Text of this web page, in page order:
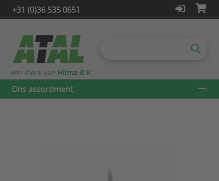
+31 (0)36 535 0651
Ons assortiment
een merk van Hitma B.V.